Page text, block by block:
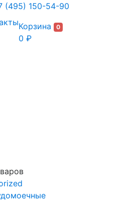
(495) 150-54-90
Корзина 0
0 ₽